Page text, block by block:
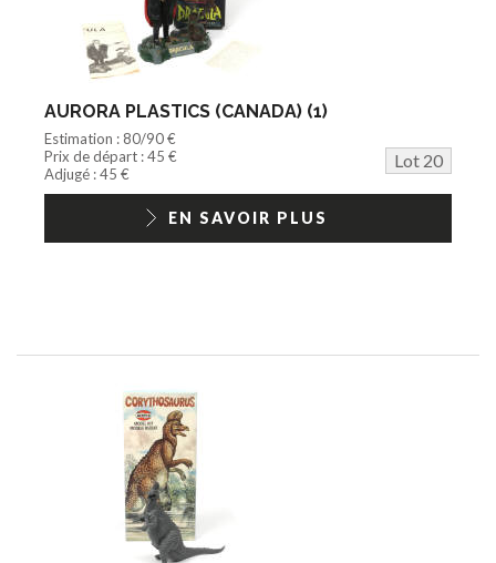
AURORA PLASTICS (CANADA) (1)
Estimation : 80/90 €
Prix de départ : 45 €
Lot 20
Adjugé : 45 €
EN SAVOIR PLUS